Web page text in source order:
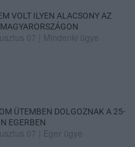
VOLT ILYEN ALACSONY AZ
07 Mindenki ügye
ÜTEMBEN DOLGOZNAK A 25-
EGERBEN
07 Eger ügye